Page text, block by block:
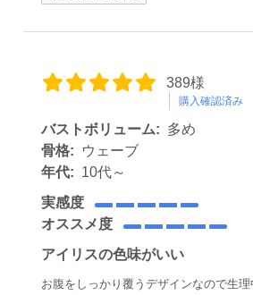
389様
購入確認済み
バストボリューム: 多め
骨格:
ウェーブ
年代: 10代～
実感度
オススメ度
アイリスの色味がいい
お腹をしっかり覆うデザインなので生